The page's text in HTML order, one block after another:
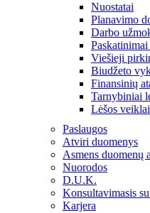
Nuostatai
Planavimo
Darbo
Viešieji
Biudžeto
Finansinių
Tarnybiniai
Lėšos
Paslaugos
Atviri duomenys
Asmens duomenų
Nuorodos
D.U.K.
Konsultavimasis
Karjera